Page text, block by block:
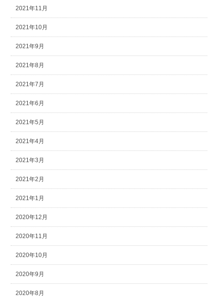
2021年11月
2021年10月
2021年9月
2021年8月
2021年7月
2021年6月
2021年5月
2021年4月
2021年3月
2021年2月
2021年1月
2020年12月
2020年11月
2020年10月
2020年9月
2020年8月